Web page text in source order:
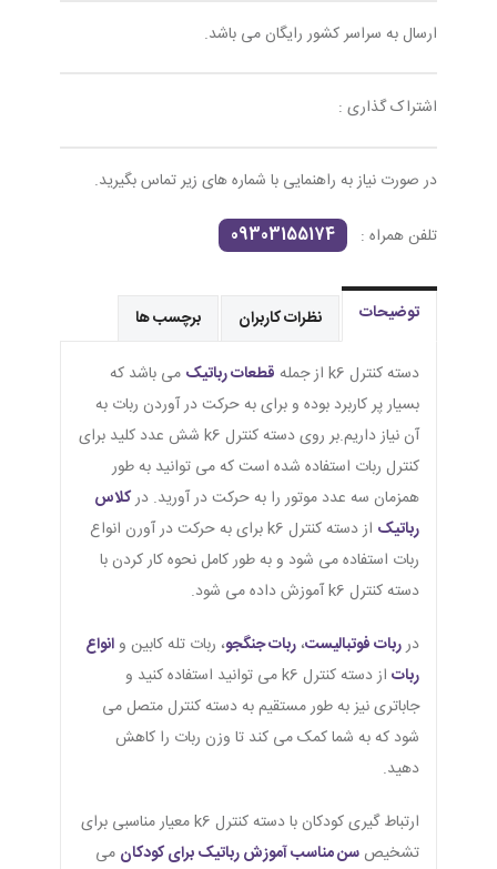
ارسال به سراسر کشور رایگان می باشد.
اشتراک گذاری :
در صورت نیاز به راهنمایی با شماره های زیر تماس بگیرید.
تلفن همراه : 09303155174
توضیحات نظرات کاربران برچسب ها
دسته کنترل k6 از جمله قطعات رباتیک می باشد که
بسیار پر کاربرد بوده و برای به حرکت در آوردن ربات به
آن نیاز داریم.بر روی دسته کنترل k6 شش عدد کلید برای
کنترل ربات استفاده شده است که می توانید به طور
همزمان سه عدد موتور را به حرکت در آورید. درکلاس
رباتیک
از دسته کنترل k6 برای به حرکت در آورن انواع
ربات استفاده می شود و به طور کامل نحوه کار کردن با
دسته کنترل k6 آموزش داده می شود.
درربات فوتبالیست، ربات جنگجو، ربات تله کابین وانواع
ربات
از دسته کنترل k6 می توانید استفاده کنید و
جاباتری نیز به طور مستقیم به دسته کنترل متصل می
شود که به شما کمک می کند تا وزن ربات را کاهش
دهید.
ارتباط گیری کودکان با دسته کنترل k6 معیار مناسبی برای
تشخیص سن مناسب آموزش رباتیک برای کودکان می